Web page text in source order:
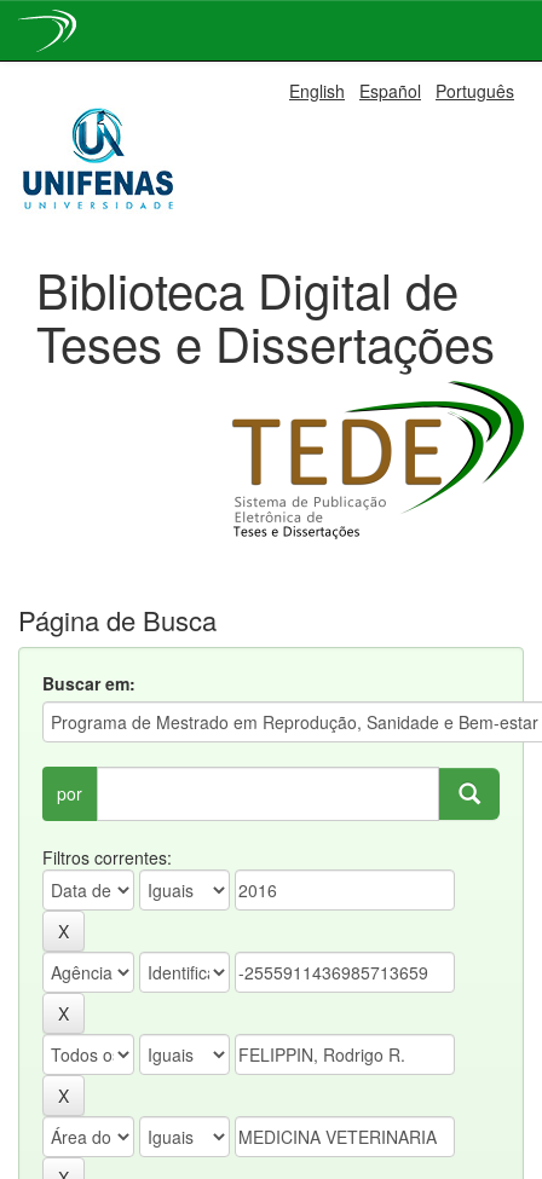
navigation
English Español Português
Biblioteca Digital de
Teses e Dissertações
Página de Busca
Buscar em:
por
Filtros correntes: